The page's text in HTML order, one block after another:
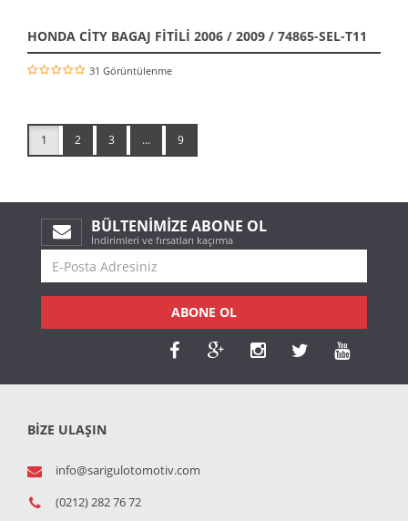
HONDA CİTY BAGAJ FİTİLİ 2006 / 2009 / 74865-SEL-T11
31 Görüntülenme
1 2 3 ... 9
BÜLTENIMIZE ABONE OL
İndirimleri ve fırsatları kaçırma
ABONE OL
BİZE ULAŞIN
info@sarigulotomotiv.com
(0212) 282 76 72